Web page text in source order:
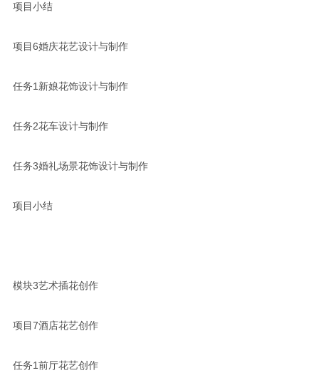
项目小结
项目6婚庆花艺设计与制作
任务1新娘花饰设计与制作
任务2花车设计与制作
任务3婚礼场景花饰设计与制作
项目小结
模块3艺术插花创作
项目7酒店花艺创作
任务1前厅花艺创作